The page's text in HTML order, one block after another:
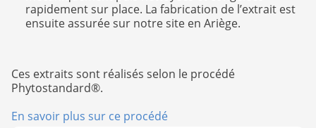
rapidement sur place. La fabrication de l’extrait est
ensuite assurée sur notre site en Ariège.
Ces extraits sont réalisés selon le procédé
Phytostandard®.
En savoir plus sur ce procédé